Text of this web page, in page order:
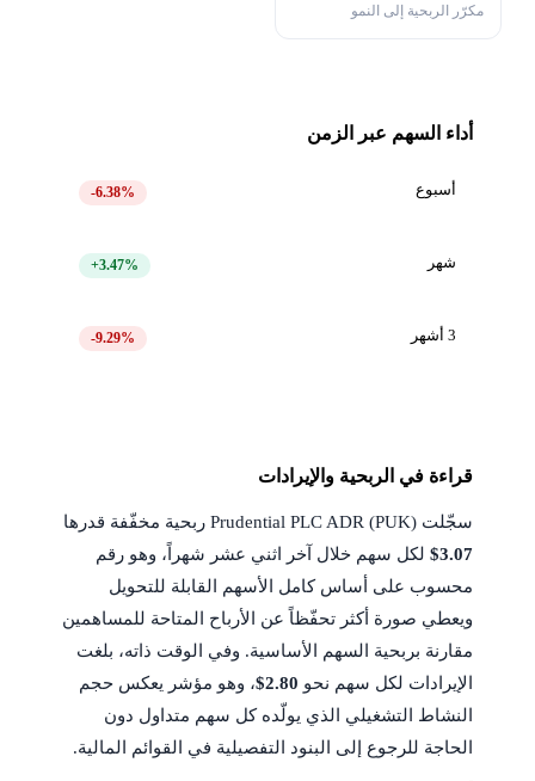
مكرّر الربحية إلى النمو
أداء السهم عبر الزمن
أسبوع -6.38%
شهر +3.47%
3 أشهر -9.29%
قراءة في الربحية والإيرادات
سجّلت Prudential PLC ADR (PUK) ربحية مخفّفة قدرها
$3.07لكل سهم خلال آخر اثني عشر شهراً، وهو رقم
محسوب على أساس كامل الأسهم القابلة للتحويل
ويعطي صورة أكثر تحفّظاً عن الأرباح المتاحة للمساهمين
مقارنة بربحية السهم الأساسية. وفي الوقت ذاته، بلغت
الإيرادات لكل سهم نحو $2.80، وهو مؤشر يعكس حجم
النشاط التشغيلي الذي يولّده كل سهم متداول دون
الحاجة للرجوع إلى البنود التفصيلية في القوائم المالية.